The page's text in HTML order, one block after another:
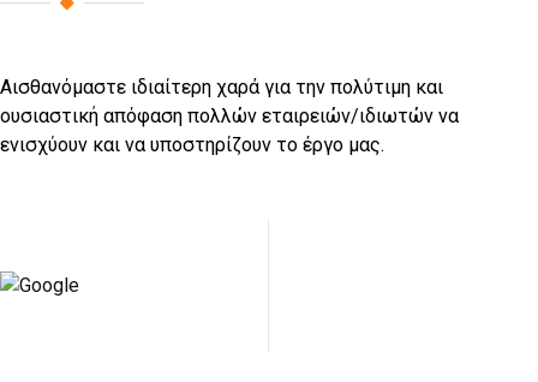
Αισθανόμαστε ιδιαίτερη χαρά για την πολύτιμη και
ουσιαστική απόφαση πολλών εταιρειών/ιδιωτών να
ενισχύουν και να υποστηρίζουν το έργο μας.